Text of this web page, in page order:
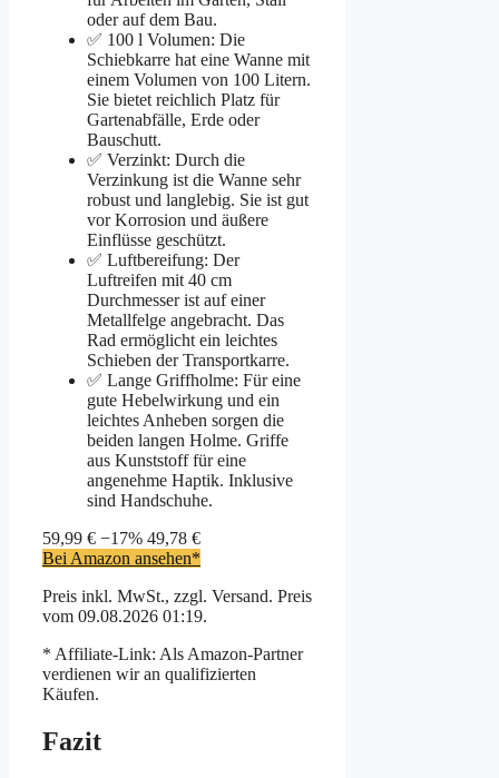
oder auf dem Bau.
✅ 100 l Volumen: Die
Schiebkarre hat eine Wanne mit
einem Volumen von 100 Litern.
Sie bietet reichlich Platz für
Gartenabfälle, Erde oder
Bauschutt.
✅ Verzinkt: Durch die
Verzinkung ist die Wanne sehr
robust und langlebig. Sie ist gut
vor Korrosion und äußere
Einflüsse geschützt.
✅ Luftbereifung: Der
Luftreifen mit 40 cm
Durchmesser ist auf einer
Metallfelge angebracht. Das
Rad ermöglicht ein leichtes
Schieben der Transportkarre.
✅ Lange Griffholme: Für eine
gute Hebelwirkung und ein
leichtes Anheben sorgen die
beiden langen Holme. Griffe
aus Kunststoff für eine
angenehme Haptik. Inklusive
sind Handschuhe.
59,99 € −17% 49,78 €
Bei Amazon ansehen*
Preis inkl. MwSt., zzgl. Versand. Preis
vom 09.08.2026 01:19.
* Affiliate-Link: Als Amazon-Partner
verdienen wir an qualifizierten
Käufen.
Fazit